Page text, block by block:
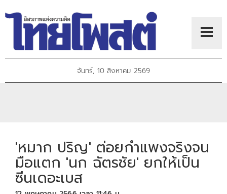
จันทร์, 10 สิงหาคม 2569
'หมาก ปริญ' ต่อยกำแพงจริงจน
มือแตก 'นก ฉัตรชัย' ยกให้เป็น
ซีนเดอะเบส